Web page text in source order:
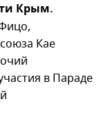
Крым.
Кае
в Параде